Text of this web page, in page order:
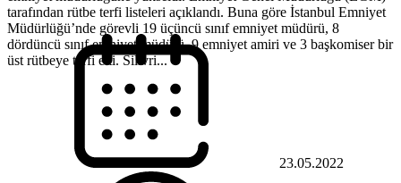
tarafından rütbe terfi listeleri açıklandı. Buna göre İstanbul Emniyet
Müdürlüğü’nde görevli 19 üçüncü sınıf emniyet müdürü, 8
dördüncü sınıf emniyet müdürü, 9 emniyet amiri ve 3 başkomiser bir
üst rütbeye terfi etti. Silivri...
23.05.2022